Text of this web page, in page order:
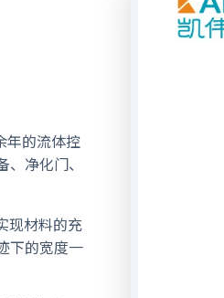
年的流体控
净化门、
现材料的充
下的宽度一